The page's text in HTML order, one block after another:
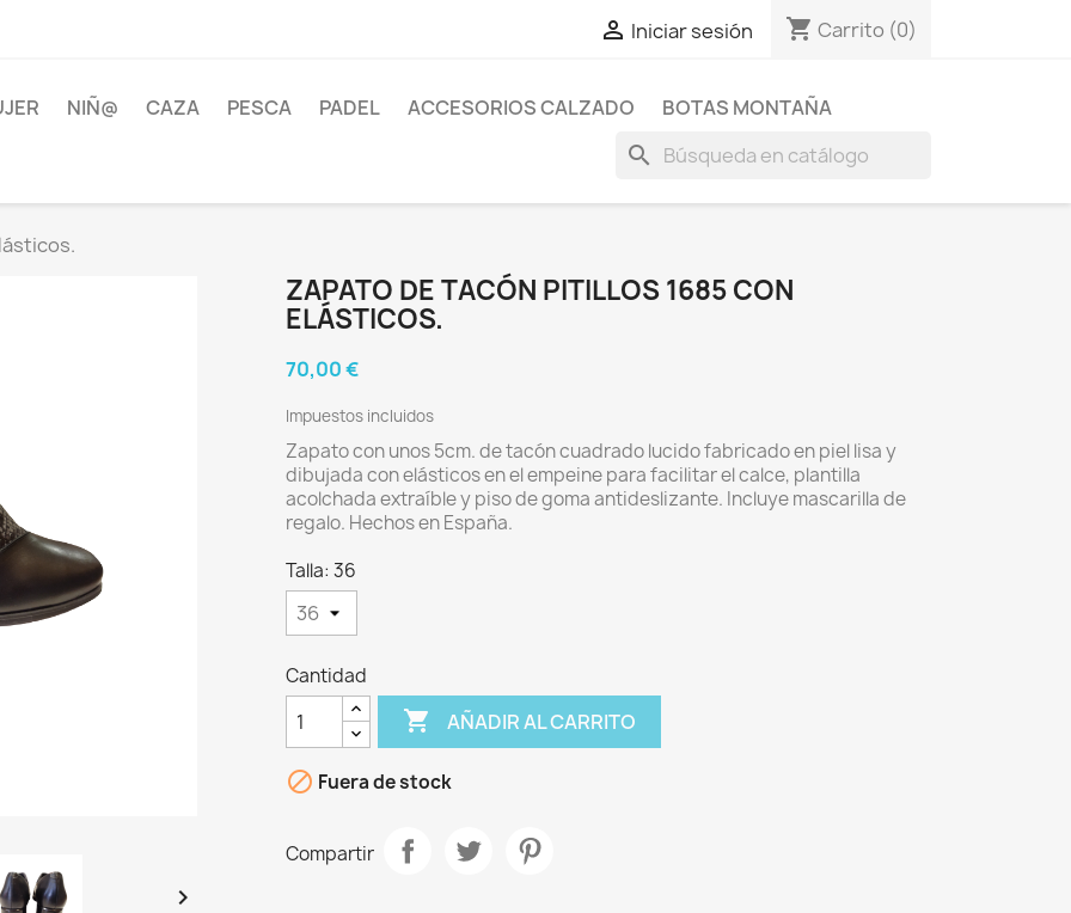
 Iniciar sesión shopping_cart Carrito (0)
NIÑ@ CAZA PESCA PADEL ACCESORIOS CALZADO BOTAS MONTAÑA
search

ZAPATO DE TACÓN PITILLOS 1685 CON
ELÁSTICOS.
70,00 €
Impuestos incluidos
Zapato con unos 5cm. de tacón cuadrado lucido fabricado en piel lisa y
dibujada con elásticos en el empeine para facilitar el calce, plantilla
acolchada extraíble y piso de goma antideslizante. Incluye mascarilla de
regalo. Hechos en España.
Talla: 36
Cantidad
 AÑADIR AL CARRITO
 Fuera de stock
Compartir